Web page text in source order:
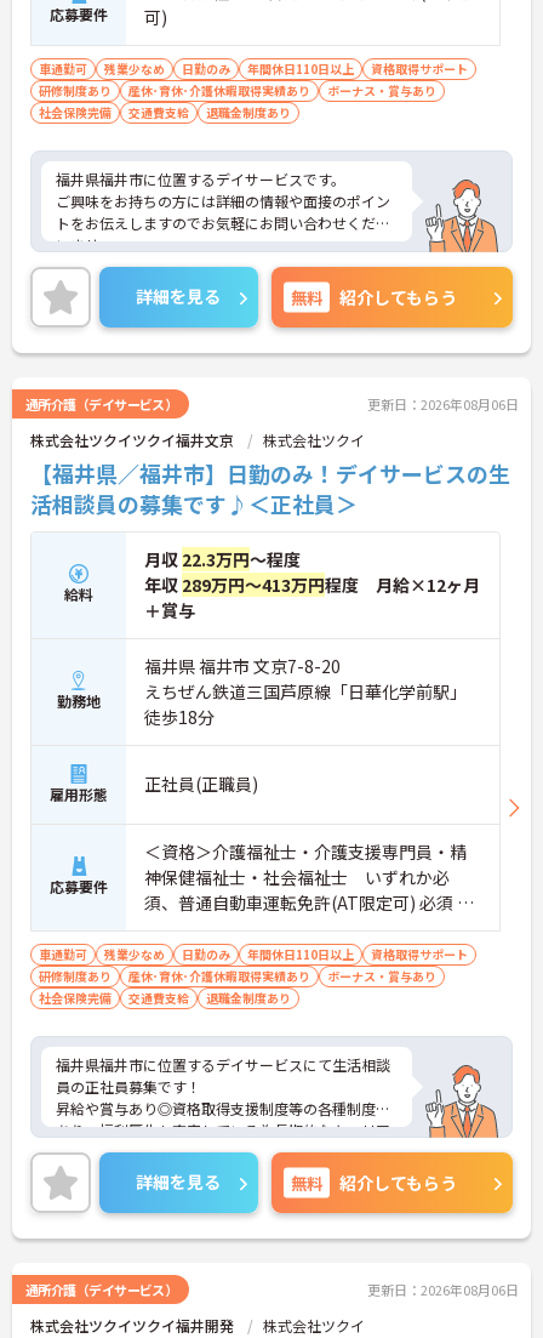
応募要件
可)
車通勤可 残業少なめ 日勤のみ 年間休日110日以上
資格取得サポート
研修制度あり
産休･育休･介護休暇取得実績あり
ボーナス・賞与あり
社会保険完備
交通費支給 退職金制度あり
福井県福井市に位置するデイサービスです。
ご興味をお持ちの方には詳細の情報や面接のポイン
トをお伝えしますのでお気軽にお問い合わせくださ
いませ。
詳細を見る 無料 紹介してもらう
通所介護（デイサービス） 更新日：2026年08月06日
株式会社ツクイツクイ福井文京 株式会社ツクイ
【福井県／福井市】日勤のみ！デイサービスの生
活相談員の募集です♪＜正社員＞
給料
月収 22.3万円～程度
年収 289万円～413万円程度 月給×12ヶ月
＋賞与
勤務地
福井県 福井市 文京7-8-20
えちぜん鉄道三国芦原線「日華化学前駅」
徒歩18分
雇用形態 正社員(正職員)
応募要件
＜資格＞介護福祉士・介護支援専門員・精
神保健福祉士・社会福祉士 いずれか必
須、普通自動車運転免許(AT限定可) 必須 ＜
経験＞不問
車通勤可 残業少なめ 日勤のみ 年間休日110日以上
資格取得サポート
研修制度あり
産休･育休･介護休暇取得実績あり
ボーナス・賞与あり
社会保険完備
交通費支給 退職金制度あり
福井県福井市に位置するデイサービスにて生活相談
員の正社員募集です！
昇給や賞与あり◎資格取得支援制度等の各種制度が
あり、福利厚生も充実している為長期的なキャリア
プランを描くことができます。
ご興味ある方は面接ポイントをお伝えしますので、
お気軽にお問い合わせください♪
詳細を見る 無料 紹介してもらう
通所介護（デイサービス） 更新日：2026年08月06日
株式会社ツクイツクイ福井開発 株式会社ツクイ